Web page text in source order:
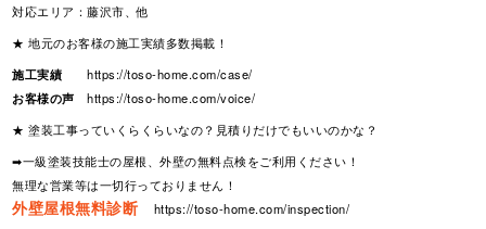
対応エリア：藤沢市、他
★ 地元のお客様の施工実績多数掲載！
施工実績
https://toso-home.com/case/
お客様の声
https://toso-home.com/voice/
★ 塗装工事っていくらくらいなの？見積りだけでもいいのかな？
➡一級塗装技能士の屋根、外壁の無料点検をご利用ください！
無理な営業等は一切行っておりません！
外壁屋根無料診断
https://toso-home.com/inspection/